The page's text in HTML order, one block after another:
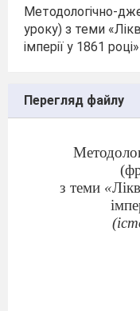
Методологічно-
уроку) з теми
імперії у 1861 році»
Перегляд файлу
з теми «